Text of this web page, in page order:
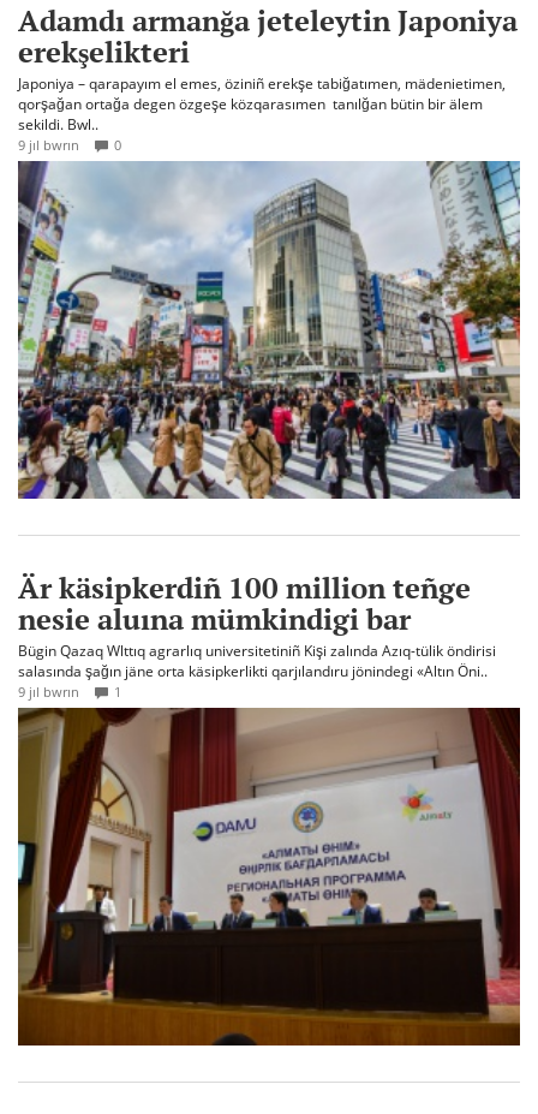
Adamdı armanğa jeteleytin Japoniya
erekşelikteri
Japoniya – qarapayım el emes, öziniñ erekşe tabiğatımen, mädenietimen,
qorşağan ortağa degen özgeşe közqarasımen tanılğan bütin bir älem
sekildi. Bwl..
9 jıl bwrın 0
Är käsipkerdiñ 100 million teñge
nesie aluına mümkindigi bar
Bügin Qazaq Wlttıq agrarlıq universitetiniñ Kişi zalında Azıq-tülik öndirisi
salasında şağın jäne orta käsipkerlikti qarjılandıru jönindegi «Altın Öni..
9 jıl bwrın 1